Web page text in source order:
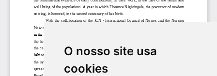
O nosso site usa
cookies